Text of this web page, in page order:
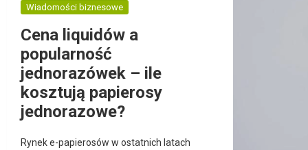
liniaturą i kratką. Metody pracy z uczniem ze
System edukacji w Polsce reguluje pomoc
dla...
Wiadomości biznesowe
Cena liquidów a
popularność
jednorazówek – ile
kosztują papierosy
jednorazowe?
Rynek e-papierosów w ostatnich latach